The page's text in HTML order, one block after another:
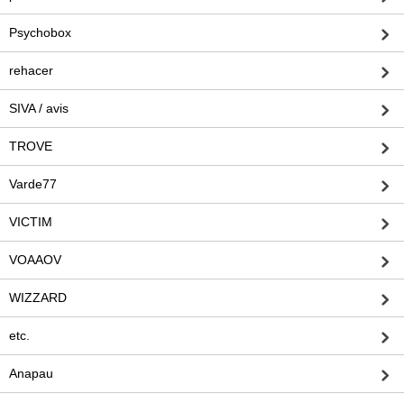
Psychobox
rehacer
SIVA / avis
TROVE
Varde77
VICTIM
VOAAOV
WIZZARD
etc.
Anapau